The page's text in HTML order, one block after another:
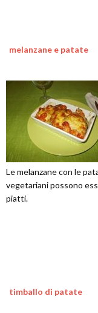
melanzane e patate
Le melanzane con le
vegetariani possono
piatti.
timballo di patate